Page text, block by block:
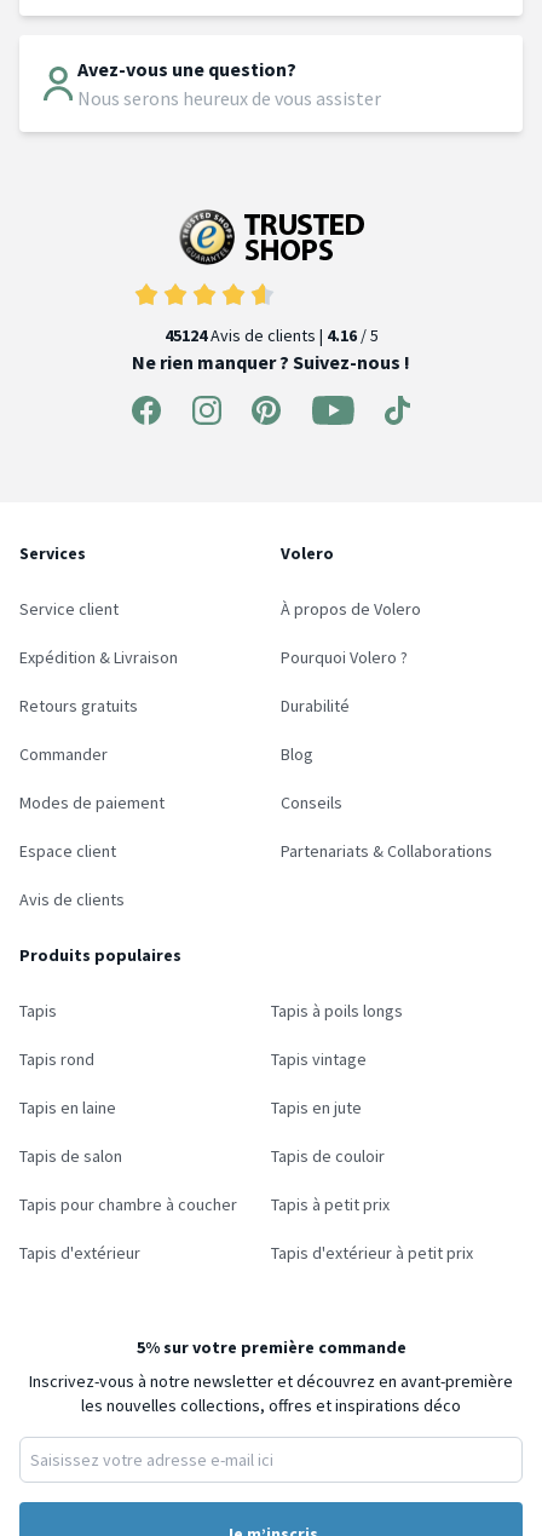
Avez-vous une question?
Nous serons heureux de vous assister
45124Avis de clients | 4.16/ 5
Ne rien manquer ? Suivez-nous !
Services
Service client
Expédition & Livraison
Retours gratuits
Commander
Modes de paiement
Espace client
Avis de clients
Volero
À propos de Volero
Pourquoi Volero ?
Durabilité
Blog
Conseils
Partenariats & Collaborations
Produits populaires
Tapis Tapis à poils longs
Tapis rond Tapis vintage
Tapis en laine Tapis en jute
Tapis de salon Tapis de couloir
Tapis pour chambre à coucher Tapis à petit prix
Tapis d'extérieur Tapis d'extérieur à petit prix
5% sur votre première commande
Inscrivez-vous à notre newsletter et découvrez en avant-première
les nouvelles collections, offres et inspirations déco